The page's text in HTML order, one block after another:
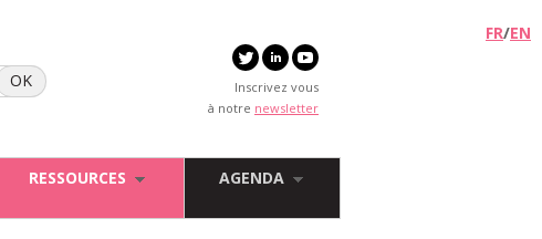
Inscrivez vous
à notre newsletter
FR/EN
RESSOURCES AGENDA